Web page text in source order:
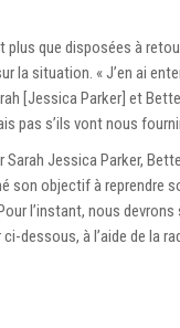
plus que disposées à
la situation. « J’en ai
[Jessica Parker] et
pas s’ils vont nous
Jessica Parker,
son objectif à reprendre
l’instant, nous
dessous, à l’aide de la